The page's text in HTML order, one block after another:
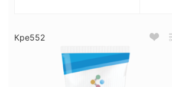
Кре552